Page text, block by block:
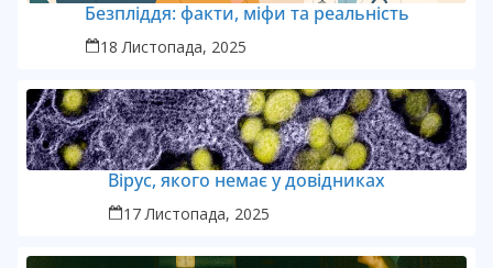
Безпліддя: факти, міфи та реальність
18 Листопада, 2025
Вірус, якого немає у довідниках
17 Листопада, 2025